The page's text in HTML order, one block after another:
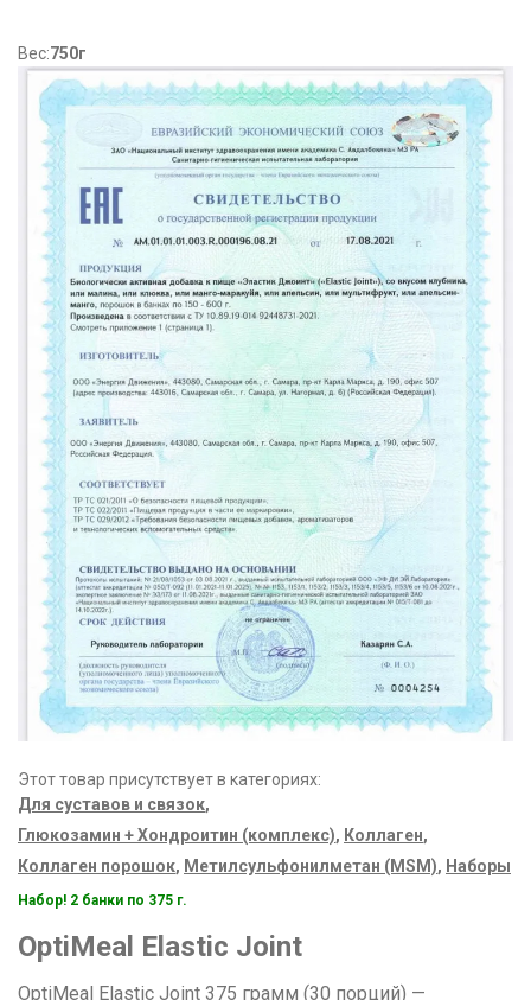
Вес:750г
Этот товар присутствует в категориях:
Для суставов и связок,
Глюкозамин + Хондроитин (комплекс), Коллаген,
Коллаген порошок, Метилсульфонилметан (MSM), Наборы
Набор! 2 банки по 375 г.
OptiMeal Elastic Joint
OptiMeal Elastic Joint 375 грамм (30 порций) —